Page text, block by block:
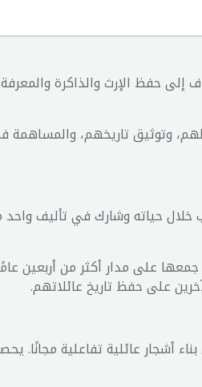
حفظ الإرث والذاكرة
وتوثيق تاريخهم،
خلال حياته وشارك في تأليف
على مدار أكثر من أربعين
على حفظ تاريخ عائلاتهم.
أشجار عائلية تفاعلية